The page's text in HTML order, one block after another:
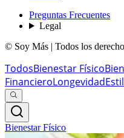
Preguntas Frecuentes
Legal
© Soy Más | Todos los
TodosBienestar Físico
FinancieroLongevidad
Bienestar Físico